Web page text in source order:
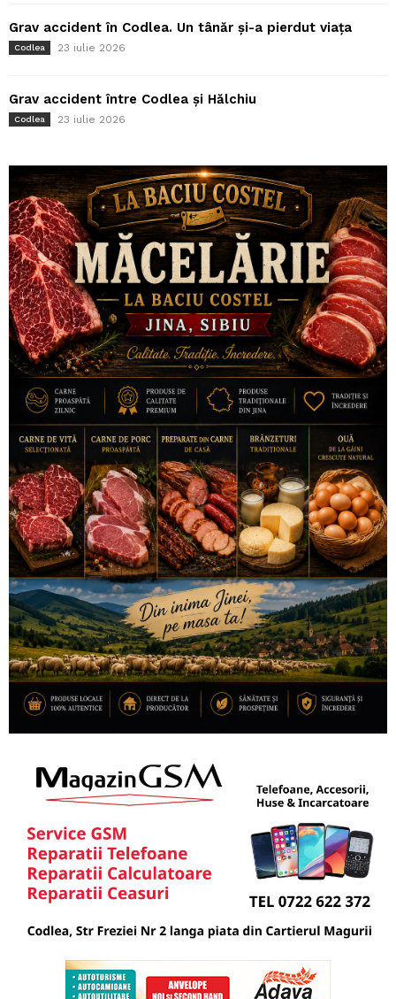
Grav accident în Codlea. Un tânăr și-a pierdut viața
Codlea 23 iulie 2026
Grav accident între Codlea și Hălchiu
Codlea 23 iulie 2026